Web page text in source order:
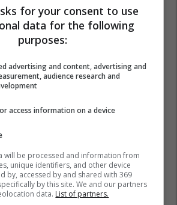
for your consent to use
data for the following
purposes:
advertising and content, advertising and
audience research and
access information on a device
will be processed and information from
unique identifiers, and other device
by, accessed by and shared with 369
by this site. We and our partners
data. List of partners.